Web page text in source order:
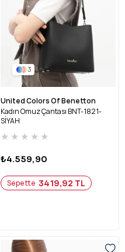
3
United Colors Of Benetton
Kadın Omuz Çantası BNT-1821-
SİYAH
★ ★ ★ ★ ★
₺4.559,90
Sepette 3419,92 TL